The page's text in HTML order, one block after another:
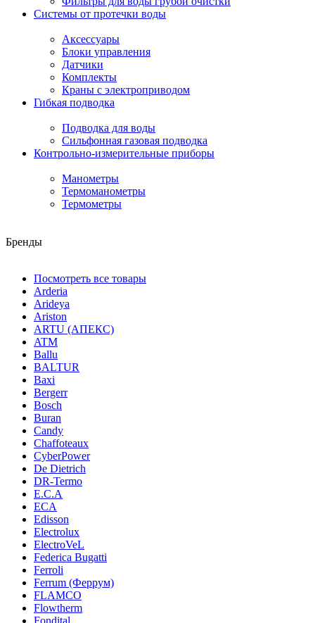
Системы от протечки воды
Аксессуары
Блоки управления
Датчики
Комплекты
Краны с электроприводом
Гибкая подводка
Подводка для воды
Сильфонная газовая подводка
Контрольно-измерительные приборы
Манометры
Термоманометры
Термометры
Бренды
Посмотреть все товары
Arderia
Arideya
Ariston
ARTU (АПЕКС)
ATM
Ballu
BALTUR
Baxi
Bergerr
Bosch
Buran
Candy
Chaffoteaux
CyberPower
De Dietrich
DR-Termo
E.C.A
ECA
Edisson
Electrolux
ElectroVeL
Federica Bugatti
Ferroli
Ferrum (Феррум)
FLAMCO
Flowtherm
Fondital